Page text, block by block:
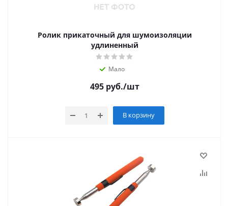
Ролик прикаточный для шумоизоляции
удлиненный
Мало
495руб./шт
В корзину